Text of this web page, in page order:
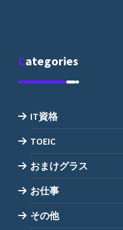
Categories
IT資格
TOEIC
おまけグラス
お仕事
その他